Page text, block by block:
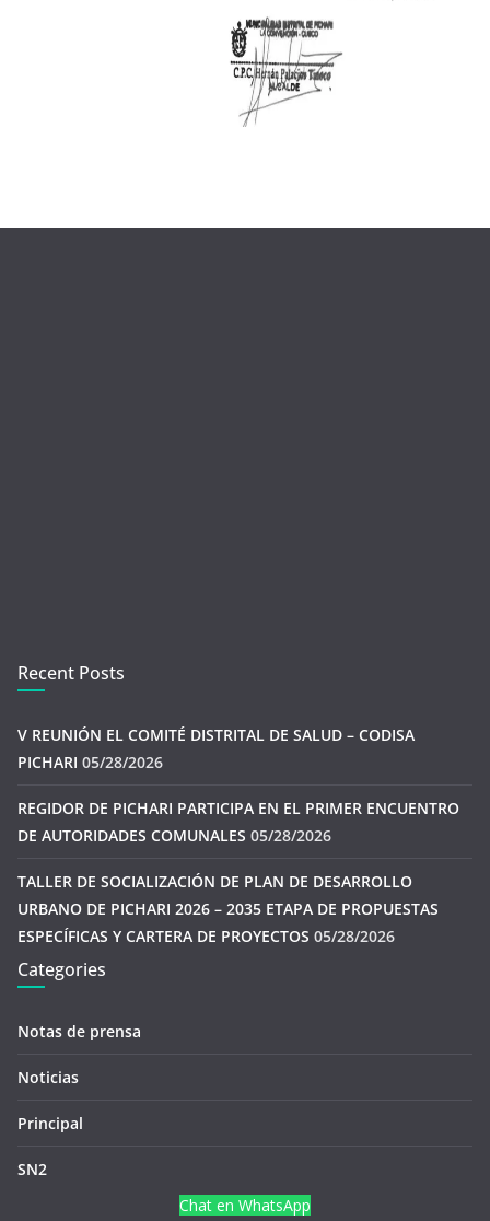
Recent Posts
V REUNIÓN EL COMITÉ DISTRITAL DE SALUD – CODISA
PICHARI 05/28/2026
REGIDOR DE PICHARI PARTICIPA EN EL PRIMER ENCUENTRO
DE AUTORIDADES COMUNALES 05/28/2026
TALLER DE SOCIALIZACIÓN DE PLAN DE DESARROLLO
URBANO DE PICHARI 2026 – 2035 ETAPA DE PROPUESTAS
ESPECÍFICAS Y CARTERA DE PROYECTOS 05/28/2026
Categories
Notas de prensa
Noticias
Principal
SN2
Chat en WhatsApp